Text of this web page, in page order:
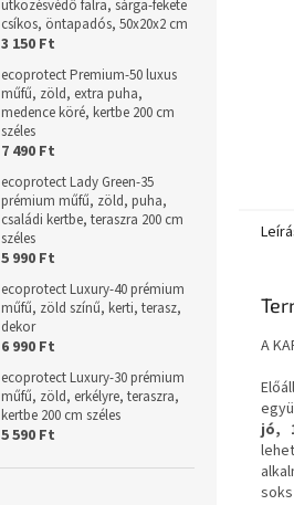
ütközésvédő falra, sárga-fekete
csíkos, öntapadós, 50x20x2 cm
3 150 Ft
ecoprotect Premium-50 luxus
műfű, zöld, extra puha,
medence köré, kertbe 200 cm
széles
7 490 Ft
ecoprotect Lady Green-35
prémium műfű, zöld, puha,
családi kertbe, teraszra 200 cm
széles
5 990 Ft
ecoprotect Luxury-40 prémium
műfű, zöld színű, kerti, terasz,
dekor
6 990 Ft
ecoprotect Luxury-30 prémium
műfű, zöld, erkélyre, teraszra,
kertbe 200 cm széles
5 590 Ft
A
jó,